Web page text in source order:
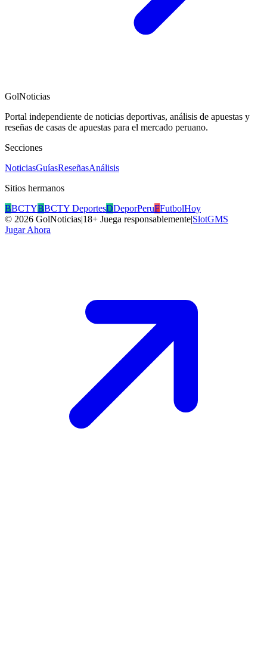
GolNoticias
Portal independiente de noticias deportivas, análisis de apuestas y
reseñas de casas de apuestas para el mercado peruano.
Secciones
NoticiasGuíasReseñasAnálisis
Sitios hermanos
BBCTYBBCTY DeportesDDeporPeruFFutbolHoy
© 2026 GolNoticias|18+ Juega responsablemente|SlotGMS
Jugar Ahora